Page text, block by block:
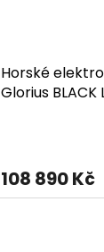
Horské
Glorius BLACK
108 890 Kč